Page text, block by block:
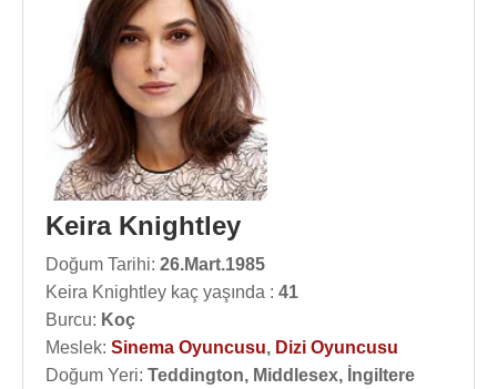
Keira Knightley
Doğum Tarihi: 26.Mart.1985
Keira Knightley kaç yaşında : 41
Burcu: Koç
Meslek: Sinema Oyuncusu, Dizi Oyuncusu
Doğum Yeri: Teddington, Middlesex, İngiltere